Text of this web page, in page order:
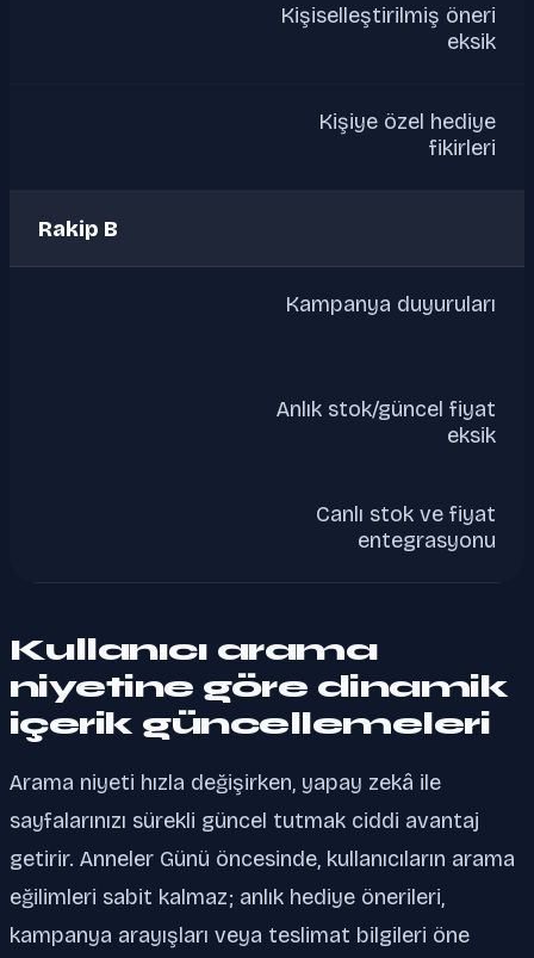
Kişiselleştirilmiş öneri
eksik
Kişiye özel hediye
fikirleri
Rakip B
Kampanya duyuruları
Anlık stok/güncel fiyat
eksik
Canlı stok ve fiyat
entegrasyonu
Kullanıcı arama
niyetine göre dinamik
içerik güncellemeleri
Arama niyeti hızla değişirken, yapay zekâ ile
sayfalarınızı sürekli güncel tutmak ciddi avantaj
getirir. Anneler Günü öncesinde, kullanıcıların arama
eğilimleri sabit kalmaz; anlık hediye önerileri,
kampanya arayışları veya teslimat bilgileri öne